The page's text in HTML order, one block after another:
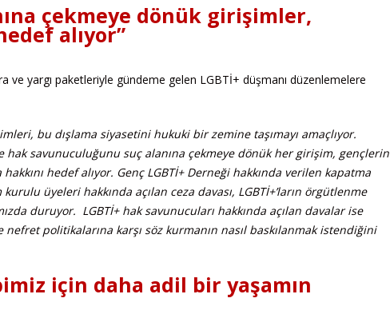
çekmeye dönük girişimler,
alıyor”
ve yargı paketleriyle gündeme gelen LGBTİ+ düşmanı düzenlemelere
bu dışlama siyasetini hukuki bir zemine taşımayı amaçlıyor.
hak savunuculuğunu suç alanına çekmeye dönük her girişim, gençlerin
hedef alıyor. Genç LGBTİ+ Derneği hakkında verilen kapatma
üyeleri hakkında açılan ceza davası, LGBTİ+’ların örgütlenme
duruyor. LGBTİ+ hak savunucuları hakkında açılan davalar ise
politikalarına karşı söz kurmanın nasıl baskılanmak istendiğini
için daha adil bir yaşamın